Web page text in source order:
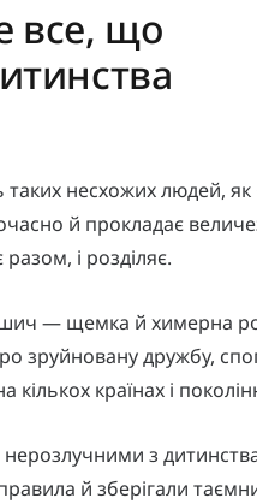
все, що
несхожих людей,
й прокладає
і розділяє.
— щемка й химерна
зруйновану дружбу,
країнах і
нерозлучними з
й зберігали